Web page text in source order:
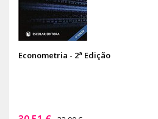
Econometria - 2ª Edição